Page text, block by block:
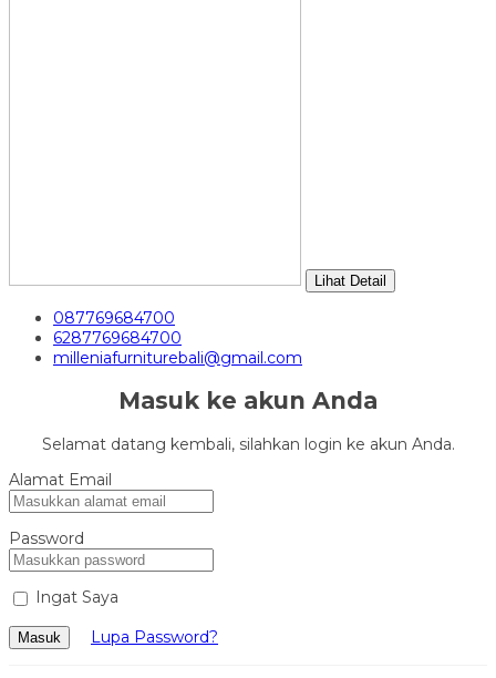
Lihat Detail
087769684700
6287769684700
milleniafurniturebali@gmail.com
Masuk ke akun Anda
Selamat datang kembali, silahkan login ke akun Anda.
Alamat Email
Password
Ingat Saya
Masuk Lupa Password?